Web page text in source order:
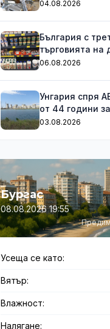
04.08.2026
България с
търговията на
06.08.2026
Унгария спря
от 44 години
03.08.2026
Бургас
08.08.2026 19:55
Усеща се като:
Вятър:
Влажност:
Налягане: